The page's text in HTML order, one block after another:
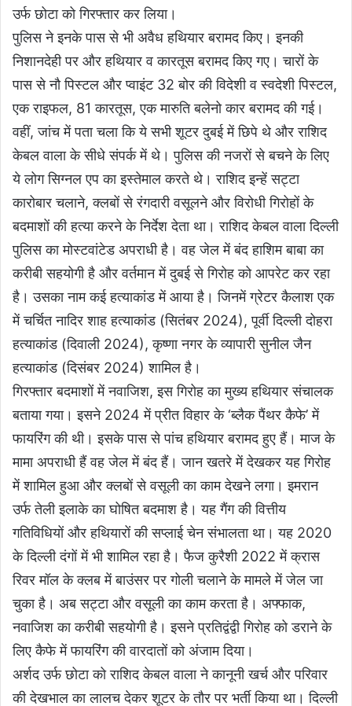
उर्फ छोटा को गिरफ्तार कर लिया।
पुलिस ने इनके पास से भी अवैध हथियार बरामद किए। इनकी
निशानदेही पर और हथियार व कारतूस बरामद किए गए। चारों के
पास से नौ पिस्टल और प्वाइंट 32 बोर की विदेशी व स्वदेशी पिस्टल,
एक राइफल, 81 कारतूस, एक मारुति बलेनो कार बरामद की गई।
वहीं, जांच में पता चला कि ये सभी शूटर दुबई में छिपे थे और राशिद
केबल वाला के सीधे संपर्क में थे। पुलिस की नजरों से बचने के लिए
ये लोग सिग्नल एप का इस्तेमाल करते थे। राशिद इन्हें सट्टा
कारोबार चलाने, क्लबों से रंगदारी वसूलने और विरोधी गिरोहों के
बदमाशों की हत्या करने के निर्देश देता था। राशिद केबल वाला दिल्ली
पुलिस का मोस्टवांटेड अपराधी है। वह जेल में बंद हाशिम बाबा का
करीबी सहयोगी है और वर्तमान में दुबई से गिरोह को आपरेट कर रहा
है। उसका नाम कई हत्याकांड में आया है। जिनमें ग्रेटर कैलाश एक
में चर्चित नादिर शाह हत्याकांड (सितंबर 2024), पूर्वी दिल्ली दोहरा
हत्याकांड (दिवाली 2024), कृष्णा नगर के व्यापारी सुनील जैन
हत्याकांड (दिसंबर 2024) शामिल है।
गिरफ्तार बदमाशों में नवाजिश, इस गिरोह का मुख्य हथियार संचालक
बताया गया। इसने 2024 में प्रीत विहार के ‘ब्लैक पैंथर कैफे’ में
फायरिंग की थी। इसके पास से पांच हथियार बरामद हुए हैं। माज के
मामा अपराधी हैं वह जेल में बंद हैं। जान खतरे में देखकर यह गिरोह
में शामिल हुआ और क्लबों से वसूली का काम देखने लगा। इमरान
उर्फ तेली इलाके का घोषित बदमाश है। यह गैंग की वित्तीय
गतिविधियों और हथियारों की सप्लाई चेन संभालता था। यह 2020
के दिल्ली दंगों में भी शामिल रहा है। फैज कुरैशी 2022 में क्रास
रिवर मॉल के क्लब में बाउंसर पर गोली चलाने के मामले में जेल जा
चुका है। अब सट्टा और वसूली का काम करता है। अफ्फाक,
नवाजिश का करीबी सहयोगी है। इसने प्रतिद्वंद्वी गिरोह को डराने के
लिए कैफे में फायरिंग की वारदातों को अंजाम दिया।
अर्शद उर्फ छोटा को राशिद केबल वाला ने कानूनी खर्च और परिवार
की देखभाल का लालच देकर शूटर के तौर पर भर्ती किया था। दिल्ली